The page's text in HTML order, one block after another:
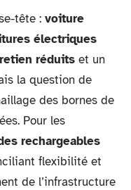
tête : voiture
électriques
réduits et un
la question de
des bornes de
Pour les
rechargeables
flexibilité et
de l’infrastructure